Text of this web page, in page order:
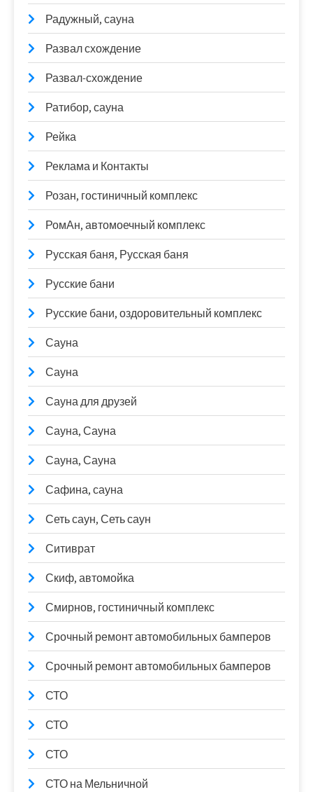
Радужный, сауна
Развал схождение
Развал-схождение
Ратибор, сауна
Рейка
Реклама и Контакты
Розан, гостиничный комплекс
РомАн, автомоечный комплекс
Русская баня, Русская баня
Русские бани
Русские бани, оздоровительный комплекс
Сауна
Сауна
Сауна для друзей
Сауна, Сауна
Сауна, Сауна
Сафина, сауна
Сеть саун, Сеть саун
Ситиврат
Скиф, автомойка
Смирнов, гостиничный комплекс
Срочный ремонт автомобильных бамперов
Срочный ремонт автомобильных бамперов
СТО
СТО
СТО
СТО на Мельничной